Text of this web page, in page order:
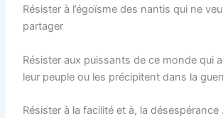
Résister à l’égoïsme des nantis qui ne
partager
Résister aux puissants de ce monde qui
leur peuple ou les précipitent dans la
Résister à la facilité et à, la désespérance .